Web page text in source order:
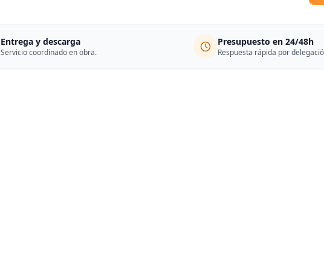
Entrega y descarga
Servicio coordinado en obra.
Presupuesto en 24/48h
Respuesta rápida por